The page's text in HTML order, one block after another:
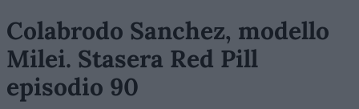
Colabrodo Sanchez, modello
Milei. Stasera Red Pill
episodio 90